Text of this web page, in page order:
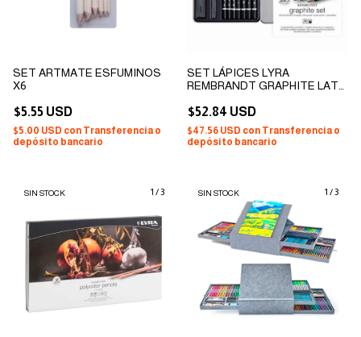
SET ARTMATE ESFUMINOS
X6
$5.55 USD
$5.00 USD con Transferencia o
depósito bancario
SET LÁPICES LYRA
REMBRANDT GRAPHITE LATA
$52.84 USD
$47.56 USD con Transferencia o
depósito bancario
1 /3
SIN STOCK 1 /3
SIN STOCK